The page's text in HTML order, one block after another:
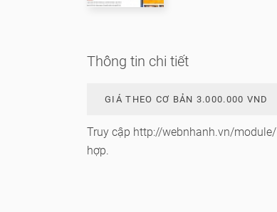
Thông tin chi tiết
GIÁ THEO CƠ BẢN 3.000.000 VND
Truy cập http://webnhanh.vn/module/
hợp.